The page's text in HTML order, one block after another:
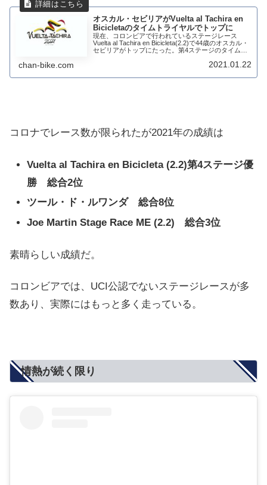
オスカル・セビリアがVuelta al Tachira en
Bicicletaのタイムトライヤルでトップに
現在、コロンビアで行われているステージレース
Vuelta al Tachira en Bicicleta(2.2)で44歳のオスカル・
セビリアがトップにたった。第4ステージのタイムト
chan-bike.com 2021.01.22
コロナでレース数が限られたが2021年の成績は
Vuelta al Tachira en Bicicleta (2.2)第4ステージ優
勝 総合2位
ツール・ド・ルワンダ 総合8位
Joe Martin Stage Race ME (2.2) 総合3位
素晴らしい成績だ。
コロンビアでは、UCI公認でないステージレースが多
数あり、実際にはもっと多く走っている。
情熱が続く限り